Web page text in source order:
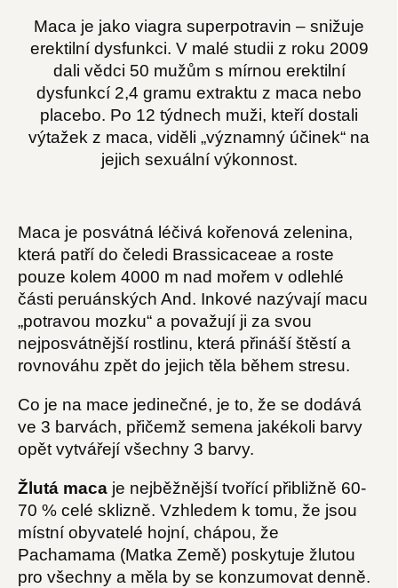
Maca je jako viagra superpotravin – snižuje
erektilní dysfunkci. V malé studii z roku 2009
dali vědci 50 mužům s mírnou erektilní
dysfunkcí 2,4 gramu extraktu z maca nebo
placebo. Po 12 týdnech muži, kteří dostali
výtažek z maca, viděli „významný účinek“ na
jejich sexuální výkonnost.
Maca je posvátná léčivá kořenová zelenina,
která patří do čeledi Brassicaceae a roste
pouze kolem 4000 m nad mořem v odlehlé
části peruánských And. Inkové nazývají macu
„potravou mozku“ a považují ji za svou
nejposvátnější rostlinu, která přináší štěstí a
rovnováhu zpět do jejich těla během stresu.
Co je na mace jedinečné, je to, že se dodává
ve 3 barvách, přičemž semena jakékoli barvy
opět vytvářejí všechny 3 barvy.
Žlutá maca je nejběžnější tvořící přibližně 60-
70 % celé sklizně. Vzhledem k tomu, že jsou
místní obyvatelé hojní, chápou, že
Pachamama (Matka Země) poskytuje žlutou
pro všechny a měla by se konzumovat denně.